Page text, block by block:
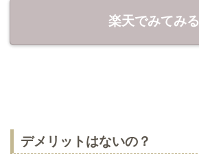
楽天でみてみる
デメリットはないの？